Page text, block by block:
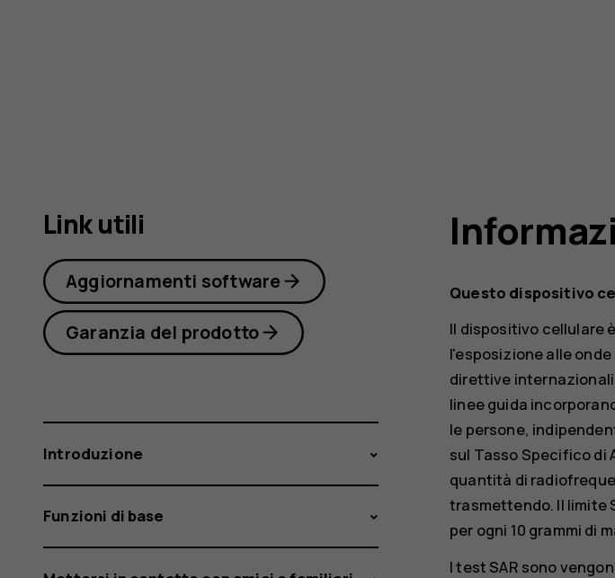
Questo dispositivo
Il dispositivo cellulare
l'esposizione alle
direttive
linee guida
le persone,
sul Tasso Specifico di
quantità di
trasmettendo. Il limite
per ogni 10 grammi di
I test SAR sono
Link utili
Aggiornamenti software
Garanzia del prodotto
Introduzione
Funzioni di base